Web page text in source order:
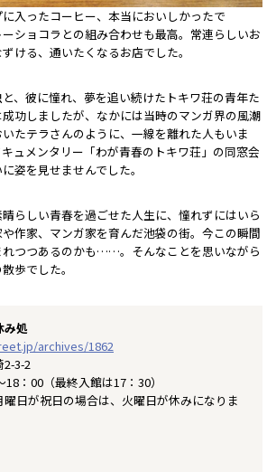
入ったコーヒー、本当においしかったで
ョコラとの組み合わせも最高。常連らしいお
ける、通いたくなるお店でした。
、彼に憧れ、夢を追い続けたトキワ荘の青年た
功しましたが、なかには当時のマンガ界の風潮
たテラさんのように、一線を離れた人もいま
ュメンタリー「わが青春のトキワ荘」の同窓会
姿を見せませんでした。
らしい青春を過ごせた人生に、憧れずにはいら
作家、マンガ家を育んだ池袋の街。今この瞬間
れつつあるのかも……。そんなことを思いながら
歩でした。
み処
archives/1862
3-2
：00（最終入館は17：30）
日が祝日の場合は、火曜日が休みになりま